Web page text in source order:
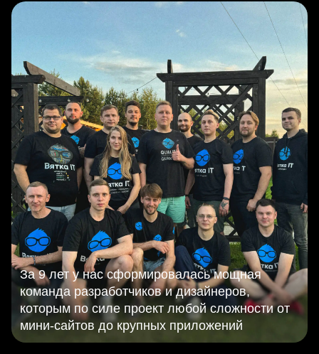
Булиты компании
За 9 лет у нас сформировалась мощная
команда разработчиков и дизайнеров,
которым по силе проект любой сложности от
мини-сайтов до крупных приложений